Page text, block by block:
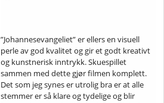
”Johannesevangeliet” er ellers en visuell
perle av god kvalitet og gir et godt kreativt
og kunstnerisk inntrykk. Skuespillet
sammen med dette gjør filmen komplett.
Det som jeg synes er utrolig bra er at alle
stemmer er så klare og tydelige og blir